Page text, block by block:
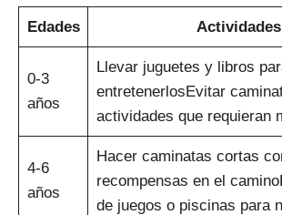
Edades Actividades
0-3
años
Llevar juguetes y libros
entretenerlosEvitar
actividades que requieran
4-6
años
Hacer caminatas cortas
recompensas en el
de juegos o piscinas para